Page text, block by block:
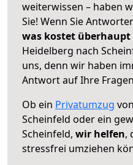
weiterwissen – haben
Sie! Wenn Sie
was kostet überhaupt
Heidelberg nach
uns, denn wir haben
Antwort auf Ihre
Ob ein Privatumzug
Scheinfeld oder ein
Scheinfeld, wir helfen,
stressfrei umziehen